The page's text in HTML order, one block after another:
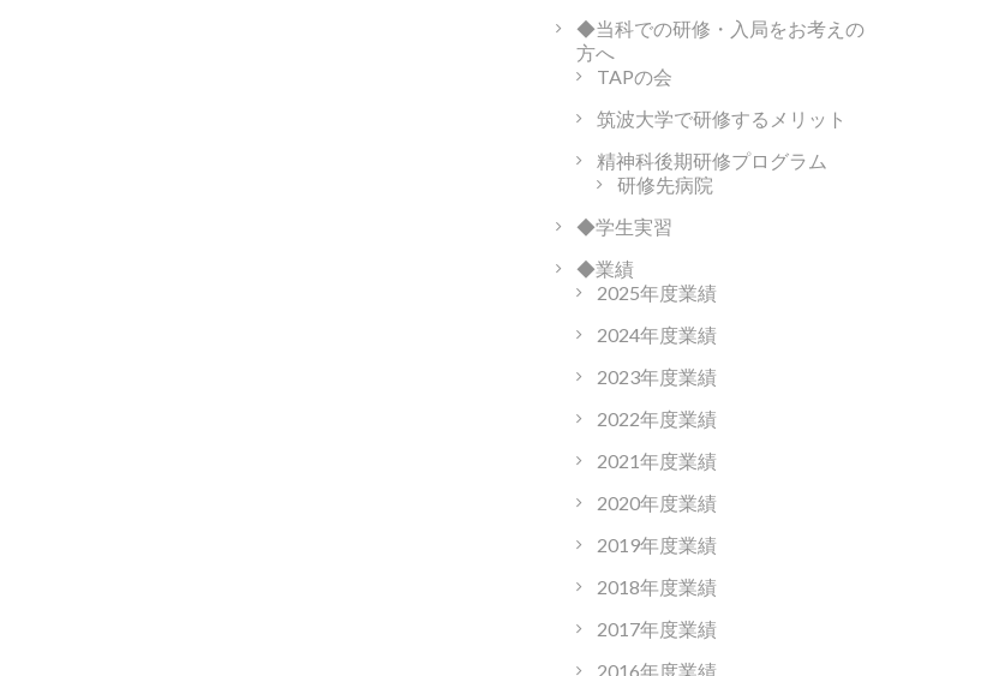
◆当科での研修・入局をお考えの
方へ
TAPの会
筑波大学で研修するメリット
精神科後期研修プログラム
研修先病院
◆学生実習
◆業績
2025年度業績
2024年度業績
2023年度業績
2022年度業績
2021年度業績
2020年度業績
2019年度業績
2018年度業績
2017年度業績
2016年度業績